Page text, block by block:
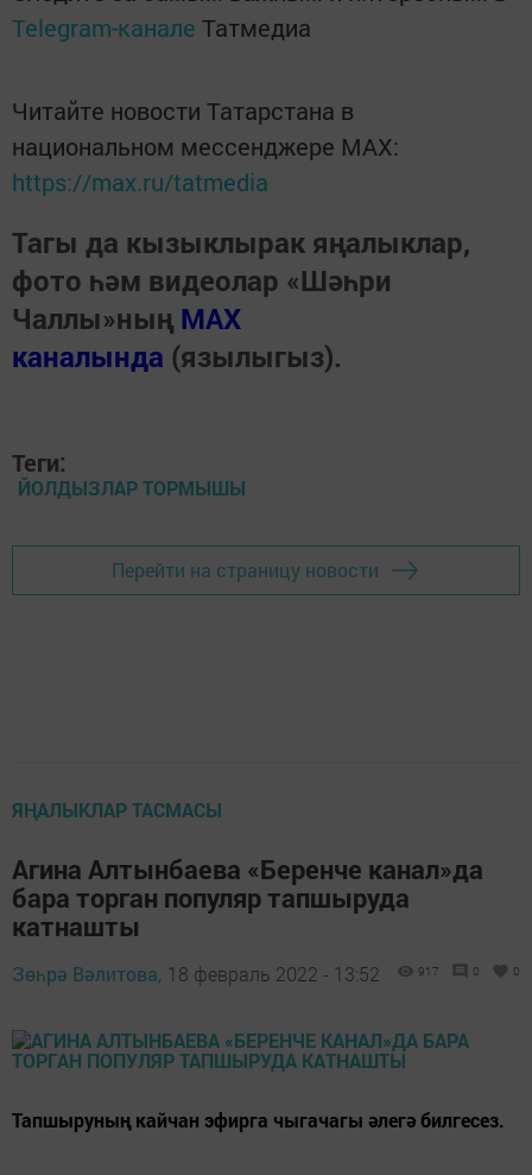
Telegram-канале Татмедиа
Читайте новости Татарстана в
национальном мессенджере MАХ:
https://max.ru/tatmedia
Тагы да кызыклырак яңалыклар,
фото һәм видеолар «Шәһри
Чаллы»ның MAX
каналында (язылыгыз).
Теги:
ЙОЛДЫЗЛАР ТОРМЫШЫ
Перейти на страницу новости
ЯҢАЛЫКЛАР ТАСМАСЫ
Агина Алтынбаева «Беренче канал»да
бара торган популяр тапшыруда
катнашты
Зөһрә Вәлитова, 18 февраль 2022 - 13:52 917 0 0
Тапшыруның кайчан эфирга чыгачагы әлегә билгесез.